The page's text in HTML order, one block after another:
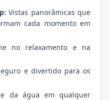
Vistas panorâmicas que
cada momento em
no relaxamento e na
e divertido para os
da água em qualquer